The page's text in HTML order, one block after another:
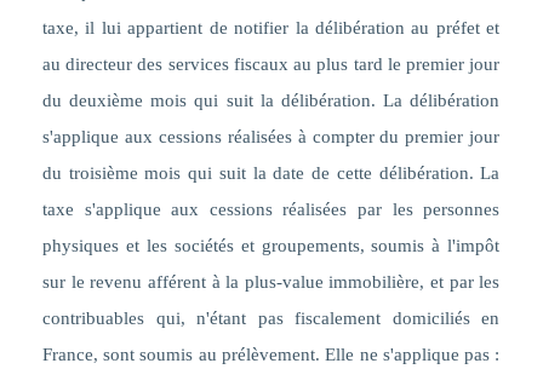
taxe, il lui appartient de notifier la délibération au préfet et
au directeur des services fiscaux au plus tard le premier jour
du deuxième mois qui suit la délibération. La délibération
s'applique aux cessions réalisées à compter du premier jour
du troisième mois qui suit la date de cette délibération. La
taxe s'applique aux cessions réalisées par les personnes
physiques et les sociétés et groupements, soumis à l'impôt
sur le revenu afférent à la plus-value immobilière, et par les
contribuables qui, n'étant pas fiscalement domiciliés en
France, sont soumis au prélèvement. Elle ne s'applique pas :